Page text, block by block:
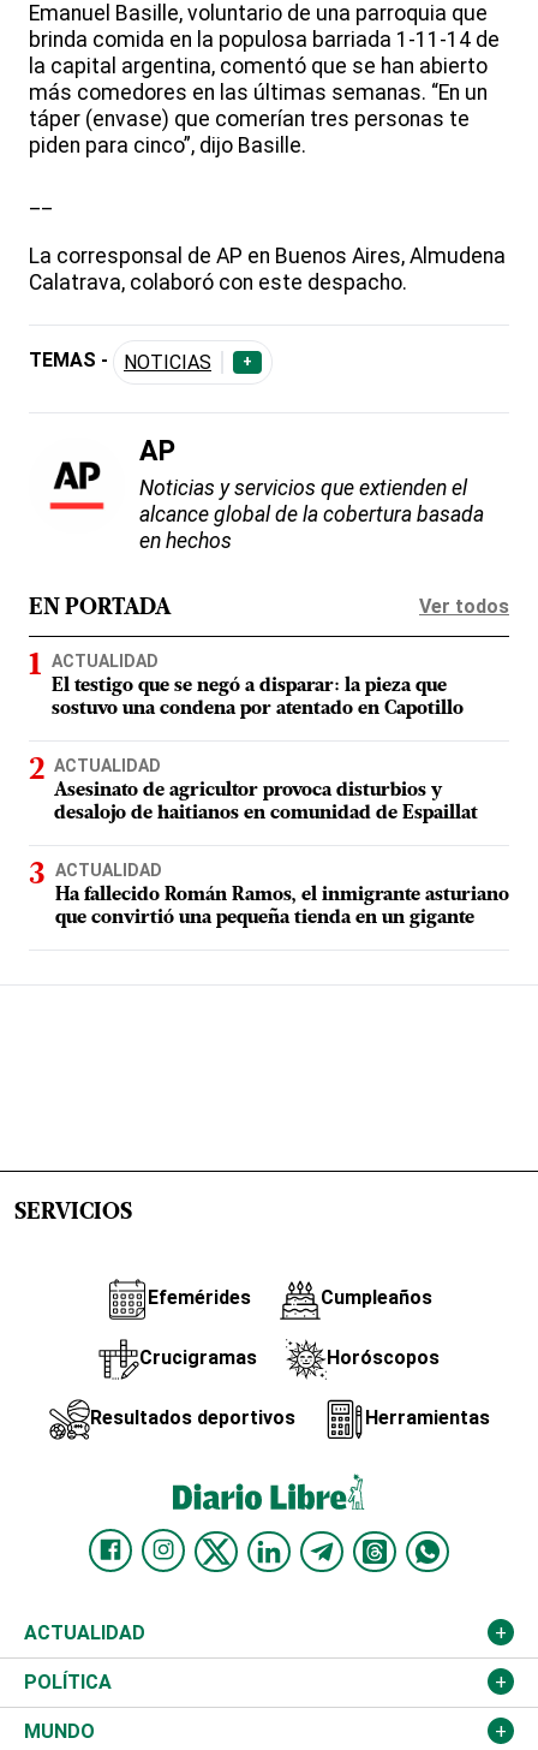
Emanuel Basille, voluntario de una parroquia que
brinda comida en la populosa barriada 1-11-14 de
la capital argentina, comentó que se han abierto
más comedores en las últimas semanas. “En un
táper (envase) que comerían tres personas te
piden para cinco”, dijo Basille.
__
La corresponsal de AP en Buenos Aires, Almudena
Calatrava, colaboró con este despacho.
TEMAS - NOTICIAS +
AP
Noticias y servicios que extienden el
alcance global de la cobertura basada
en hechos
EN PORTADA Ver todos
ACTUALIDAD
El testigo que se negó a disparar: la pieza que
sostuvo una condena por atentado en Capotillo
ACTUALIDAD
Asesinato de agricultor provoca disturbios y
desalojo de haitianos en comunidad de Espaillat
ACTUALIDAD
Ha fallecido Román Ramos, el inmigrante asturiano
que convirtió una pequeña tienda en un gigante
SERVICIOS
Efemérides Cumpleaños
Crucigramas Horóscopos
Resultados deportivos Herramientas
ACTUALIDAD
Nacional
Ciudad
POLÍTICA
Partidos
MUNDO